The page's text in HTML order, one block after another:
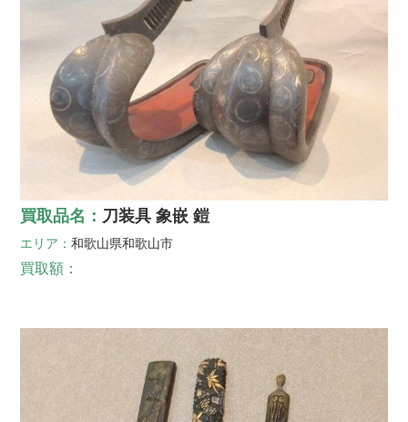
買取品名： 刀装具 象嵌 鎧
エリア：和歌山県和歌山市
買取額：